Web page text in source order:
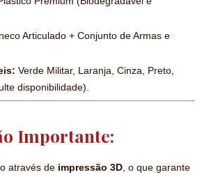
Articulado + Conjunto de Armas e
Verde Militar, Laranja, Cinza, Preto,
disponibilidade).
Importante:
através de impressão 3D , o que garante